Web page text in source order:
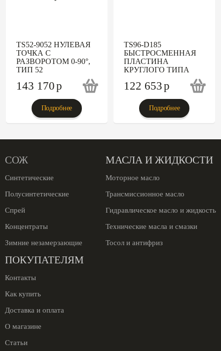
TS52-9052 НУЛЕВАЯ
ТОЧКА С
РАЗВОРОТОМ 0-90°,
ТИП 52
143 170p
Подробнее
TS96-D185
БЫСТРОСМЕННАЯ
ПЛАСТИНА
КРУГЛОГО ТИПА
122 653p
Подробнее
СОЖ
Синтетические
Полусинтетические
Спрей
Концентраты
Зимние незамерзающие
МАСЛА И ЖИДКОСТИ
Моторное масло
Трансмиссионное масло
Гидравлическое масло и жидкость
Технические масла и смазки
Тосол и антифриз
ПОКУПАТЕЛЯМ
Контакты
Как купить
Доставка и оплата
О магазине
Статьи